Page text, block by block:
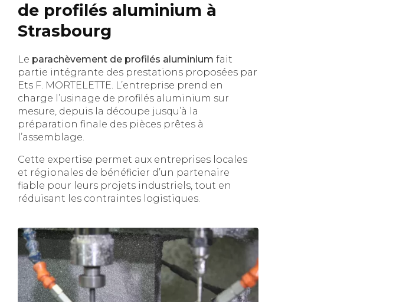
de profilés aluminium à
Strasbourg
Le parachèvement de profilés aluminium fait
partie intégrante des prestations proposées par
Ets F. MORTELETTE. L’entreprise prend en
charge l’usinage de profilés aluminium sur
mesure, depuis la découpe jusqu’à la
préparation finale des pièces prêtes à
l’assemblage.
Cette expertise permet aux entreprises locales
et régionales de bénéficier d’un partenaire
fiable pour leurs projets industriels, tout en
réduisant les contraintes logistiques.